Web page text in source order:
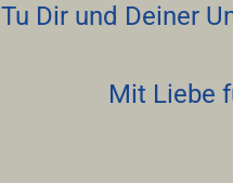
Tu Dir und Deiner
Mit Liebe